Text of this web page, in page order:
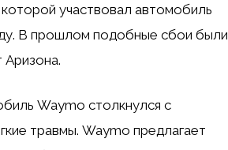
участвовал автомобиль
В прошлом подобные сбои были
Аризона.
Waymo столкнулся с
травмы. Waymo предлагает